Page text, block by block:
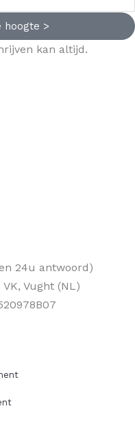
hoogte >
kan altijd.
24u antwoord)
Vught (NL)